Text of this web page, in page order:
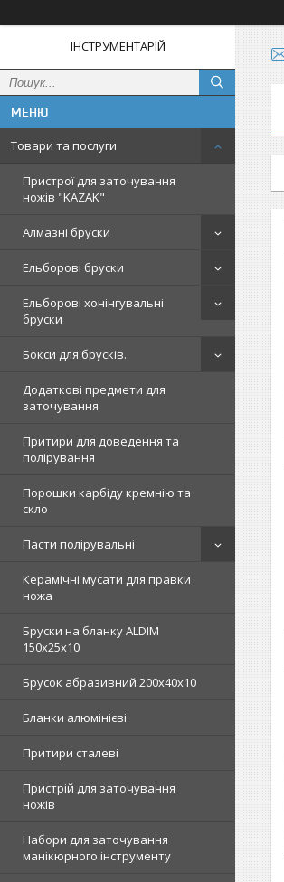
ІНСТРУМЕНТАРІЙ
Товари та послуги
Пристрої для заточування
ножів "KAZAK"
Алмазні бруски
Ельборові бруски
Ельборові хонінгувальні
бруски
Бокси для брусків.
Додаткові предмети для
заточування
Притири для доведення та
полірування
Порошки карбіду кремнію та
скло
Пасти полірувальні
Керамічні мусати для правки
ножа
Бруски на бланку ALDIM
150х25х10
Брусок абразивний 200х40х10
Бланки алюмінієві
Притири сталеві
Пристрій для заточування
ножів
Набори для заточування
манікюрного інструменту